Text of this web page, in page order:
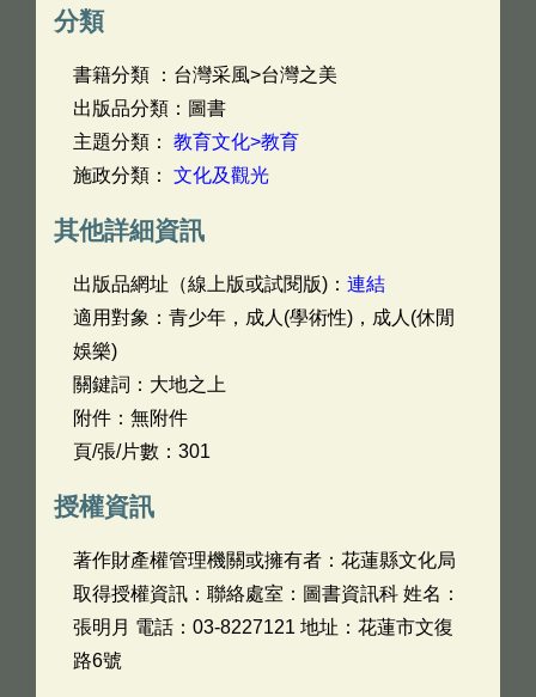
分類
書籍分類 ：台灣采風>台灣之美
出版品分類：圖書
主題分類： 教育文化>教育
施政分類： 文化及觀光
其他詳細資訊
出版品網址（線上版或試閱版)： 連結
適用對象：青少年，成人(學術性)，成人(休閒
娛樂)
關鍵詞：大地之上
附件：無附件
頁/張/片數：301
授權資訊
著作財產權管理機關或擁有者：花蓮縣文化局
取得授權資訊：聯絡處室：圖書資訊科 姓名：
張明月 電話：03-8227121 地址：花蓮市文復
路6號